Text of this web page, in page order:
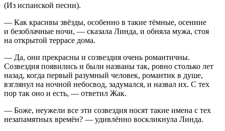
(Из испанской песни).
— Как красивы звёзды, особенно в такие тёмные, осенние
и безоблачные ночи, — сказала Линда, и обняла мужа, стоя
на открытой террасе дома.
— Да, они прекрасны и созвездия очень романтичны.
Созвездия появились и были названы так, ровно столько лет
назад, когда первый разумный человек, романтик в душе,
взглянул на ночной небосвод, задумался, и назвал их. С тех
пор так оно и есть, — ответил Жак.
— Боже, неужели все эти созвездия носят такие имена с тех
незапамятных времён? — удивлённо воскликнула Линда.